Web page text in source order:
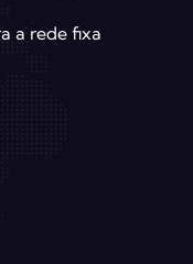
a rede fixa